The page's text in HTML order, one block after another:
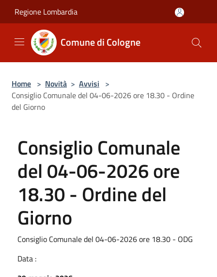
Regione Lombardia
Comune di Cologne
Home > Novità > Avvisi >
Consiglio Comunale del 04-06-2026 ore 18.30 - Ordine
del Giorno
Consiglio Comunale
del 04-06-2026 ore
18.30 - Ordine del
Giorno
Consiglio Comunale del 04-06-2026 ore 18.30 - ODG
Data :